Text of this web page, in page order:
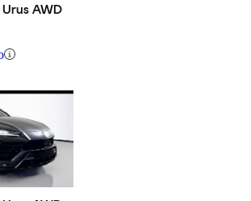
AWD